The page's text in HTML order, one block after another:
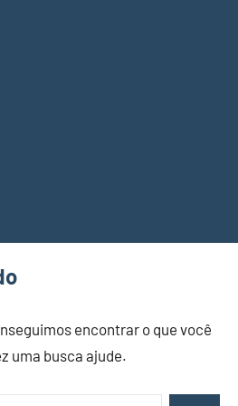
encontrar o que você
uma busca ajude.